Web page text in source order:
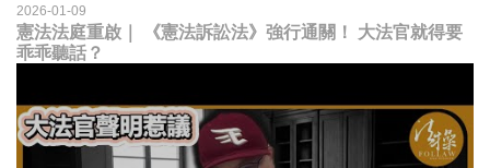
2026-01-09
憲法法庭重啟｜ 《憲法訴訟法》強行通關！ 大法官就得要
乖乖聽話？